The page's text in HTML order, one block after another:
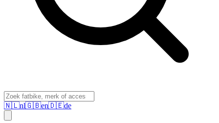
🇳🇱nl🇬🇧en🇩🇪de